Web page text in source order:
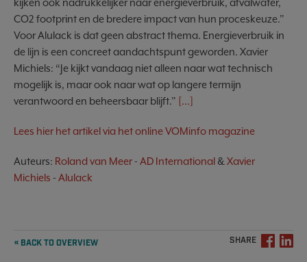
kijken ook nadrukkelijker naar energieverbruik, afvalwater,
CO2 footprint en de bredere impact van hun proceskeuze.”
Voor Alulack is dat geen abstract thema. Energieverbruik in
de lijn is een concreet aandachtspunt geworden. Xavier
Michiels: “Je kijkt vandaag niet alleen naar wat technisch
mogelijk is, maar ook naar wat op langere termijn
verantwoord en beheersbaar blijft.” [...]
Lees hier het artikel via het online VOMinfo magazine
Auteurs: Roland van Meer- AD International & Xavier
Michiels - Alulack
« BACK TO OVERVIEW SHARE